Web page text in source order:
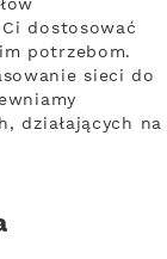
dostosować
potrzebom.
sieci do
działających na